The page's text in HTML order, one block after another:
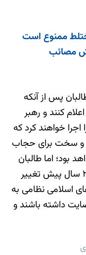
ممنوع است
مصائب
پس از آنکه
کنند و رهبر
اجرا خواهند کرد که
و سخت برای حجاب
بود؛ اما طالبان
گفته‌ است که این گروه نسبت به ۲۰ سال پیش تغییر
اسلامی نظامی به
داشته باشند و